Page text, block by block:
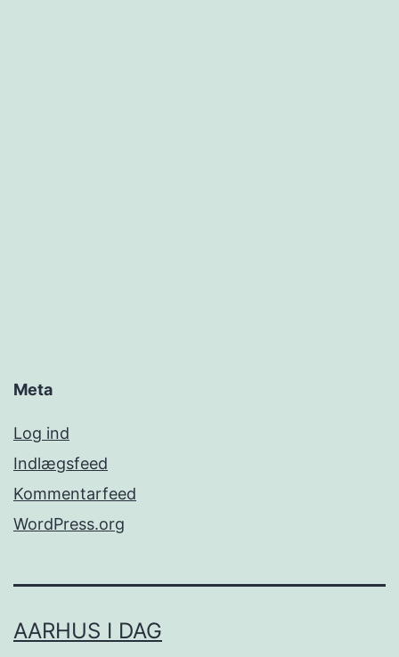
Meta
Log ind
Indlægsfeed
Kommentarfeed
WordPress.org
AARHUS I DAG